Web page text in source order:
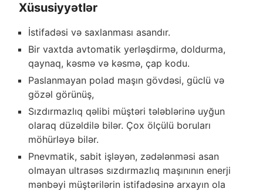
Xüsusiyyətlər
İstifadəsi və saxlanması asandır.
Bir vaxtda avtomatik yerləşdirmə, doldurma,
qaynaq, kəsmə və kəsmə, çap kodu.
Paslanmayan polad maşın gövdəsi, güclü və
gözəl görünüş,
Sızdırmazlıq qəlibi müştəri tələblərinə uyğun
olaraq düzəldilə bilər. Çox ölçülü boruları
möhürləyə bilər.
Pnevmatik, sabit işləyən, zədələnməsi asan
olmayan ultrasəs sızdırmazlıq maşınının enerji
mənbəyi müştərilərin istifadəsinə arxayın ola